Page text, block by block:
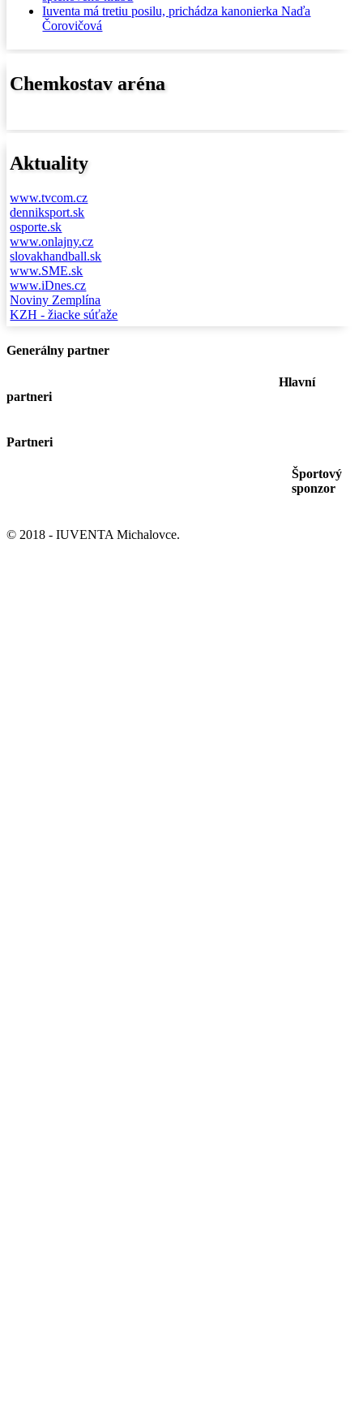
Iuventa má tretiu posilu, prichádza kanonierka Naďa
Čorovičová
Chemkostav aréna
Aktuality
www.tvcom.cz
denniksport.sk
osporte.sk
www.onlajny.cz
slovakhandball.sk
www.SME.sk
www.iDnes.cz
Noviny Zemplína
KZH - žiacke súťaže
Generálny partner
Hlavní
partneri
Partneri
Športový
sponzor
© 2018 - IUVENTA Michalovce.